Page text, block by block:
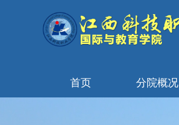
首页 分院概况